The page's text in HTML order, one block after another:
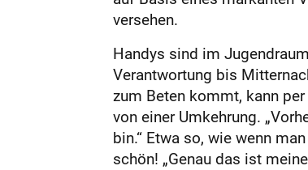
versehen.
Handys sind im
Verantwortung bis
zum Beten kommt, kann
von einer Umkehrung.
bin.“ Etwa so, wie wenn
schön! „Genau das ist